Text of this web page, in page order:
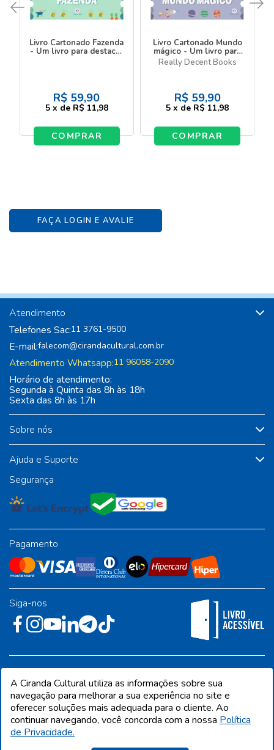
Livro Cartonado Fazenda
- Um livro para destacar
R$ 59,90
5 x de R$ 11,98
COMPRAR
Livro Cartonado Mundo
mágico - Um livro para
destacar e montar
Really Decent Books
R$ 59,90
5 x de R$ 11,98
COMPRAR
FAÇA LOGIN E AVALIE
Sobre nós
Ajuda e Suporte
Atendimento
Telefones Sac:11 3761-9500
E-mail:falecom@cirandacultural.com.br
Atendimento Whatsapp:11 96058-2090
Horário de atendimento:
Segunda à Quinta das 8h às 18h
Sexta das 8h às 17h
Segurança
Pagamento
Siga-nos
Industrial - Jandira/SP - CEP 06612-001
CIRANDA CULTURAL EDITORA E DISTRIBUIDORA LTDA. Todos os direitos
A Ciranda Cultural utiliza as informações sobre sua
navegação para melhorar a sua experiência no site e
oferecer soluções mais adequada para o cliente. Ao
continuar navegando, você concorda com a nossa Política
de Privacidade.